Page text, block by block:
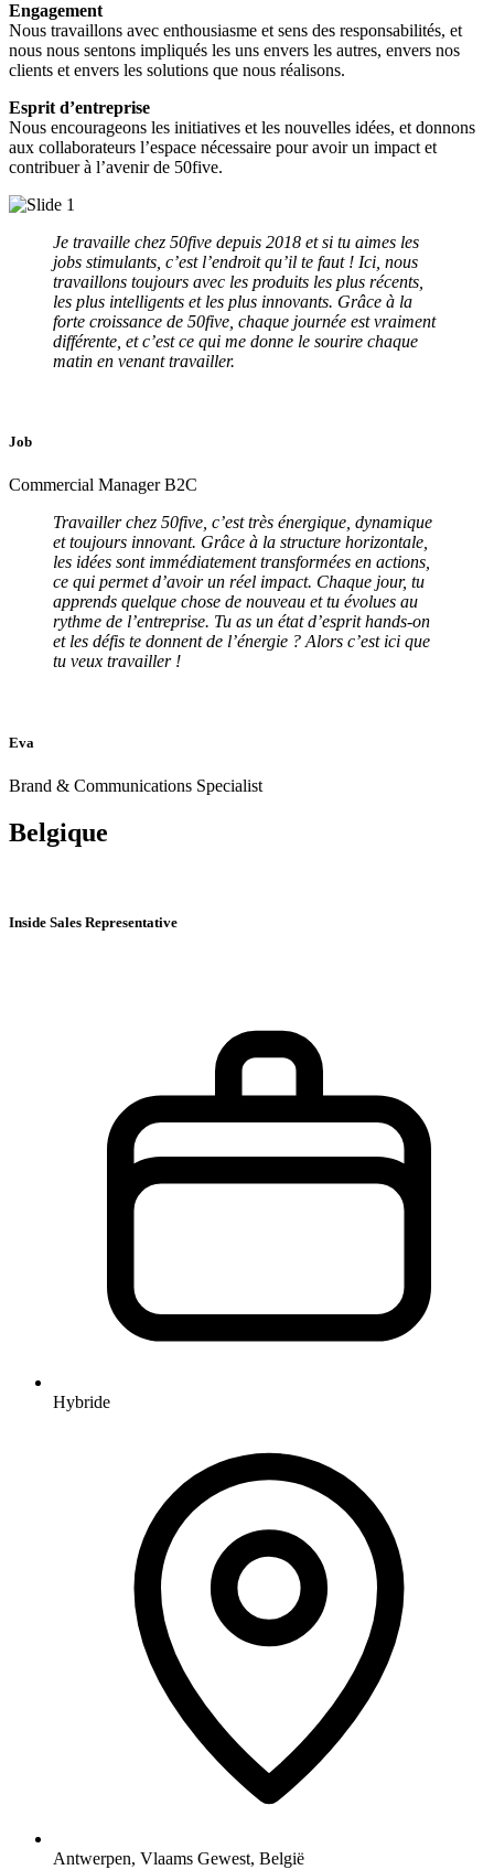
Engagement
Nous travaillons avec enthousiasme et sens des responsabilités, et
nous nous sentons impliqués les uns envers les autres, envers nos
clients et envers les solutions que nous réalisons.
Esprit d’entreprise
Nous encourageons les initiatives et les nouvelles idées, et donnons
aux collaborateurs l’espace nécessaire pour avoir un impact et
contribuer à l’avenir de 50five.
Je travaille chez 50five depuis 2018 et si tu aimes les
jobs stimulants, c’est l’endroit qu’il te faut ! Ici, nous
travaillons toujours avec les produits les plus récents,
les plus intelligents et les plus innovants. Grâce à la
forte croissance de 50five, chaque journée est vraiment
différente, et c’est ce qui me donne le sourire chaque
matin en venant travailler.
Job
Commercial Manager B2C
Travailler chez 50five, c’est très énergique, dynamique
et toujours innovant. Grâce à la structure horizontale,
les idées sont immédiatement transformées en actions,
ce qui permet d’avoir un réel impact. Chaque jour, tu
apprends quelque chose de nouveau et tu évolues au
rythme de l’entreprise. Tu as un état d’esprit hands-on
et les défis te donnent de l’énergie ? Alors c’est ici que
tu veux travailler !
Eva
Brand & Communications Specialist
Belgique
Inside Sales Representative
Hybride
Antwerpen, Vlaams Gewest, België